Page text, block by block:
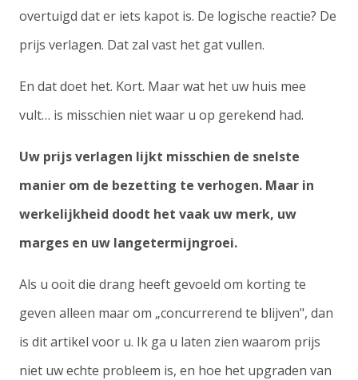
overtuigd dat er iets kapot is. De logische reactie? De
prijs verlagen. Dat zal vast het gat vullen.
En dat doet het. Kort. Maar wat het uw huis mee
vult… is misschien niet waar u op gerekend had.
Uw prijs verlagen lijkt misschien de snelste
manier om de bezetting te verhogen. Maar in
werkelijkheid doodt het vaak uw merk, uw
marges en uw langetermijngroei.
Als u ooit die drang heeft gevoeld om korting te
geven alleen maar om „concurrerend te blijven", dan
is dit artikel voor u. Ik ga u laten zien waarom prijs
niet uw echte probleem is, en hoe het upgraden van